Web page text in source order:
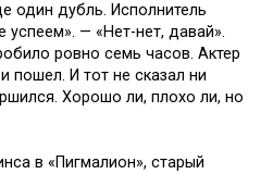
один дубль. Исполнитель
— «Нет-нет, давай».
ровно семь часов. Актер
пошел. И тот не сказал ни
Хорошо ли, плохо ли, но
в «Пигмалион», старый